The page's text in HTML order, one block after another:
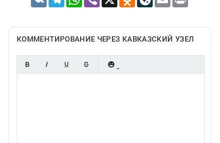
КОММЕНТИРОВАНИЕ ЧЕРЕЗ КАВКАЗСКИЙ УЗЕЛ